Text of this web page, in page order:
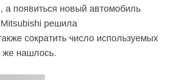
появиться новый автомобиль
решила
сократить число используемых
же нашлось.